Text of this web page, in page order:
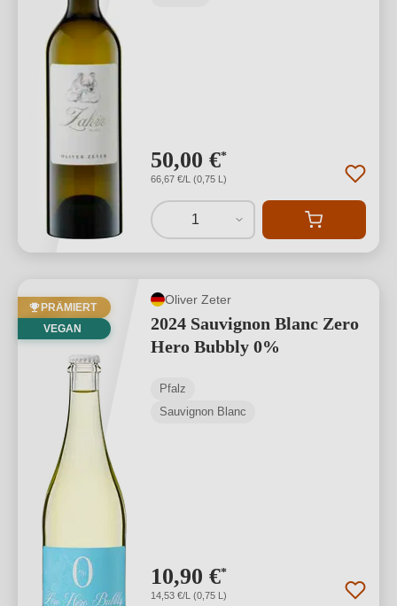
50,00 €*
66,67 €/L (0,75 L)
1
PRÄMIERT
VEGAN
Oliver Zeter
2024 Sauvignon Blanc Zero
Hero Bubbly 0%
Pfalz
Sauvignon Blanc
10,90 €*
14,53 €/L (0,75 L)